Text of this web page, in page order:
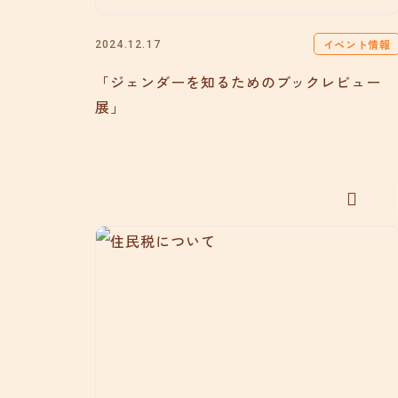
2024.12.17 イベント情報
「ジェンダーを知るためのブックレビュー
展」